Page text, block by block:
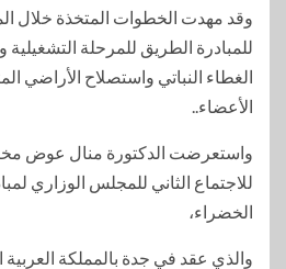
وقد مهدت الخطوات المتخذة خلال
للمبادرة الطريق للمرحلة
الغطاء النباتي واستصلاح الأراضي
الأعضاء..
واستعرضت الدكتورة منال عوض
للاجتماع الثاني للمجلس الوزاري
الخضراء،
والذي عقد في جدة بالمملكة العربية